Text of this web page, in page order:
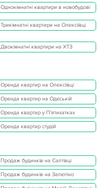
Однокімнатні квартири в новобудові
Трикімнатні квартири на Олексіївці
Двокімнатні квартири на ХТЗ
Оренда квартир на Олексіївці
Оренда квартир на Одеській
Оренда квартир у П'ятихатках
Оренда квартир студій
Продаж будинків на Салтівці
Продаж будинків на Залютіно